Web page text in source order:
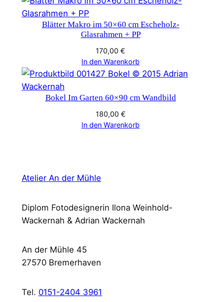
Blätter Makro im 50×60 cm Escheholz-
Glasrahmen + PP
170,00 €
In den Warenkorb
Bokel Im Garten 60×90 cm Wandbild
180,00 €
In den Warenkorb
Atelier An der Mühle
Diplom Fotodesignerin Ilona Weinhold-
Wackernah & Adrian Wackernah
An der Mühle 45
27570 Bremerhaven
Tel. 0151-2404 3961